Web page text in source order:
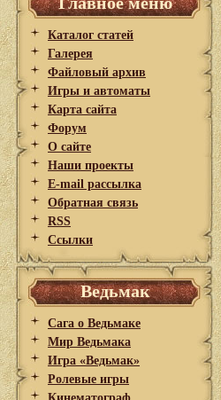
Каталог статей
Галерея
Файловый архив
Игры и автоматы
Карта сайта
Форум
О сайте
Наши проекты
E-mail рассылка
Обратная связь
RSS
Ссылки
Ведьмак
Сага о Ведьмаке
Мир Ведьмака
Игра «Ведьмак»
Ролевые игры